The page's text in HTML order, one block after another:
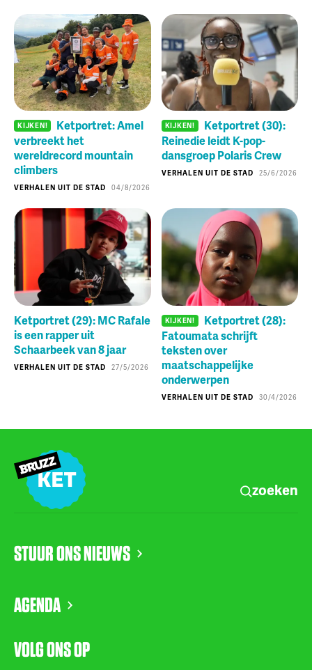
KIJKEN!
Ketportret: Amel
verbreekt het
wereldrecord mountain
climbers
VERHALEN UIT DE STAD 04/8/2026
KIJKEN!
Ketportret (30):
Reinedie leidt K-pop-
dansgroep Polaris Crew
VERHALEN UIT DE STAD 25/6/2026
Ketportret (29): MC Rafale
is een rapper uit
Schaarbeek van 8 jaar
VERHALEN UIT DE STAD 27/5/2026
KIJKEN!
Ketportret (28):
Fatoumata schrijft
teksten over
maatschappelijke
onderwerpen
VERHALEN UIT DE STAD 30/4/2026
zoeken
STUUR ONS NIEUWS
AGENDA
VOLG ONS OP